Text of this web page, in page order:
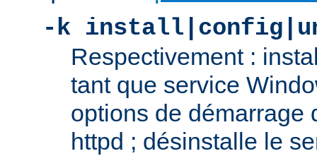
-k
Respectivement :
tant que service
options de démarrage
httpd ; désinstalle le